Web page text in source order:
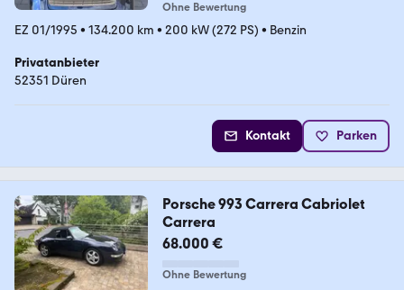
Ohne Bewertung
EZ 01/1995 • 134.200 km • 200 kW (272 PS) • Benzin
Privatanbieter
52351 Düren
Kontakt Parken
Porsche 993 Carrera Cabriolet
Carrera
68.000 €
Ohne Bewertung